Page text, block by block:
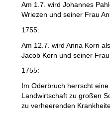
Am 1.7. wird Johannes
Wriezen und seiner Frau
1755:
Am 12.7. wird Anna Korn
Jacob Korn und seiner
1755:
Im Oderbruch herrscht
Landwirtschaft zu großen
zu verheerenden